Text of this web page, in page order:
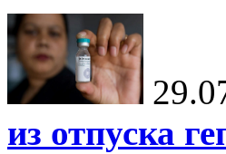
из отпуска